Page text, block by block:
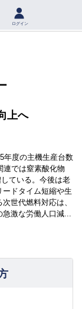
ログイン
上へ
年度の主機生産台数
連では窒素酸化物
ている。今後は老
ドタイム短縮や生
世代燃料対応は、
急激な労働人口減...